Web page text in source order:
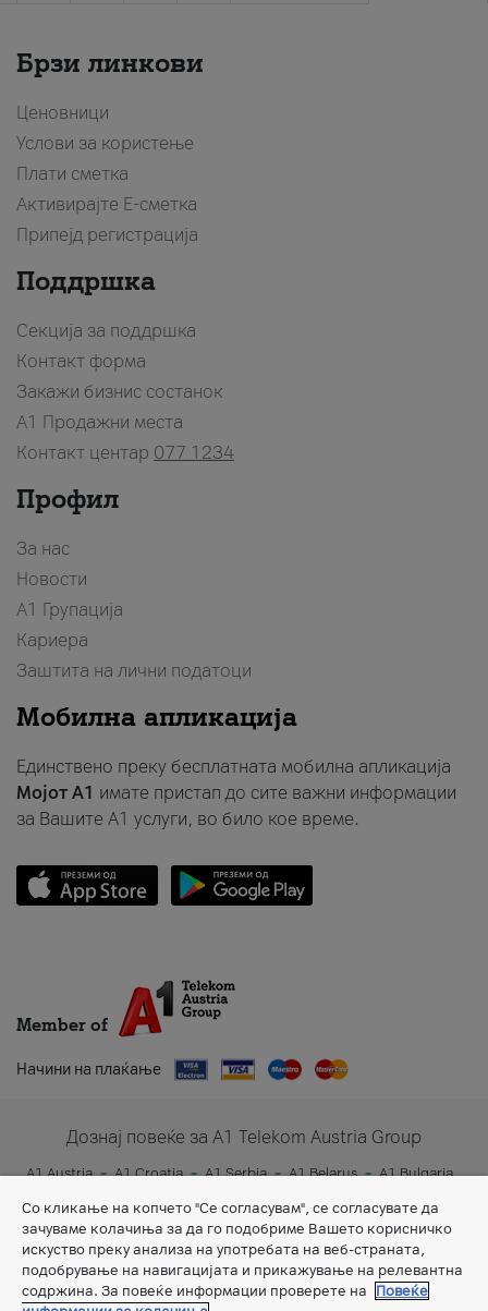
Брзи линкови
Ценовници
Услови за користење
Плати сметка
Активирајте Е-сметка
Припејд регистрација
Поддршка
Секција за поддршка
Контакт форма
Закажи бизнис состанок
A1 Продажни места
Контакт центар 077 1234
Профил
За нас
Новости
А1 Групација
Кариера
Заштита на лични податоци
Мобилна апликација
Единствено преку бесплатната мобилна апликација
Мојот A1 имате пристап до сите важни информации
за Вашите A1 услуги, во било кое време.
Member of
Начини на плаќање
Дознај повеќе за A1 Telekom Austria Group
A1 Austria A1 Croatia A1 Serbia A1 Belarus
A1 Bulgaria
Со кликање на копчето "Се согласувам", се согласувате да
зачуваме колачиња за да го подобриме Вашето корисничко
искуство преку анализа на употребата на веб-страната,
подобрување на навигацијата и прикажување на релевантна
содржина. За повеќе информации проверете на
Повеќе